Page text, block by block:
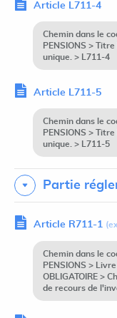
Article L711-4
Chemin dans le
PENSIONS >
unique. > L711-4
Article L711-5
Chemin dans le
PENSIONS >
unique. > L711-5
Partie
Article R711-1
Chemin dans le
PENSIONS >
OBLIGATOIRE >
de recours de